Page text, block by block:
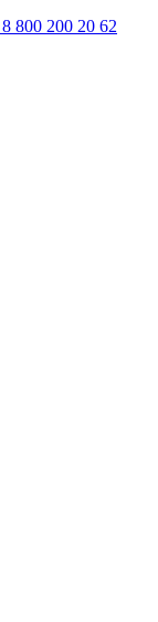
8 800 200 20 62